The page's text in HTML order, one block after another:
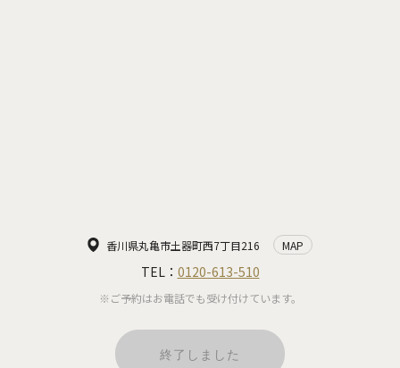
香川県丸亀市土器町西7丁目216 MAP
TEL： 0120-613-510
※ご予約はお電話でも受け付けています。
終了しました